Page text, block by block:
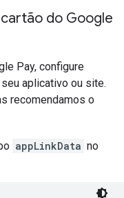
do Google
Pay, configure
aplicativo ou site.
recomendamos o
appLinkData no